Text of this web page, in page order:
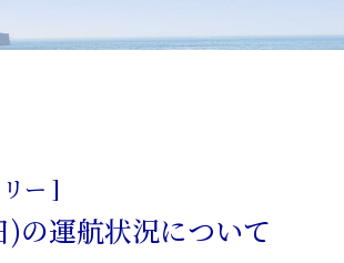
ー ]
の運航状況について